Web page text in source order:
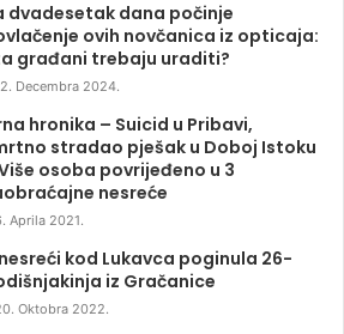
dvadesetak dana počinje
ovih novčanica iz opticaja:
građani trebaju uraditi?
Decembra 2024.
hronika – Suicid u Pribavi,
stradao pješak u Doboj Istoku
osoba povrijeđeno u 3
nesreće
Aprila 2021.
kod Lukavca poginula 26-
iz Gračanice
Oktobra 2022.